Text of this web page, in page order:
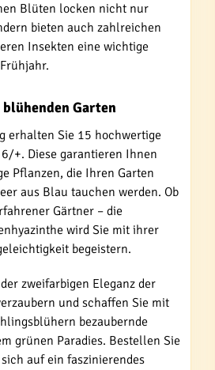
Blüten locken nicht nur
bieten auch zahlreichen
Insekten eine wichtige
blühenden Garten
erhalten Sie 15 hochwertige
+. Diese garantieren Ihnen
Pflanzen, die Ihren Garten
aus Blau tauchen werden. Ob
Gärtner – die
wird Sie mit ihrer
begeistern.
zweifarbigen Eleganz der
und schaffen Sie mit
bezaubernde
grünen Paradies. Bestellen Sie
auf ein faszinierendes